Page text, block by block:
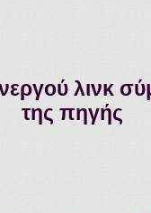
λινκ
της πηγής